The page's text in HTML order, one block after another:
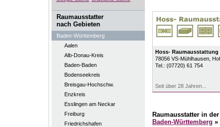
Raumausstatter
nach Gebieten
Baden-Württemberg
Aalen
Alb-Donau-Kreis
Baden-Baden
Bodenseekreis
Breisgau-Hochschw.
Enzkreis
Esslingen am Neckar
Freiburg
Friedrichshafen
Hoss- Raumausstattung
78056 VS-Mühlhausen,
Tel.: (07720) 61 754
Seit über 28 Jahren...
Raumausstatter in
Baden-Württemberg »